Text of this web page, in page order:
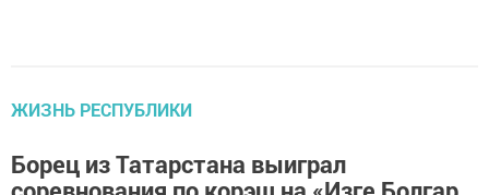
ЖИЗНЬ РЕСПУБЛИКИ
Борец из Татарстана выиграл